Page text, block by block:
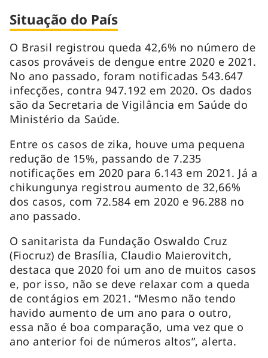
Situação do País
O Brasil registrou queda 42,6% no número de
casos prováveis de dengue entre 2020 e 2021.
No ano passado, foram notificadas 543.647
infecções, contra 947.192 em 2020. Os dados
são da Secretaria de Vigilância em Saúde do
Ministério da Saúde.
Entre os casos de zika, houve uma pequena
redução de 15%, passando de 7.235
notificações em 2020 para 6.143 em 2021. Já a
chikungunya registrou aumento de 32,66%
dos casos, com 72.584 em 2020 e 96.288 no
ano passado.
O sanitarista da Fundação Oswaldo Cruz
(Fiocruz) de Brasília, Claudio Maierovitch,
destaca que 2020 foi um ano de muitos casos
e, por isso, não se deve relaxar com a queda
de contágios em 2021. “Mesmo não tendo
havido aumento de um ano para o outro,
essa não é boa comparação, uma vez que o
ano anterior foi de números altos”, alerta.